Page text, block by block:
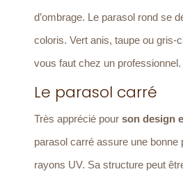
d’ombrage. Le parasol rond se
coloris. Vert anis, taupe ou gris-
vous faut chez un professionnel.
Le parasol carré
Très apprécié pour son design
parasol carré assure une bonne
rayons UV. Sa structure peut